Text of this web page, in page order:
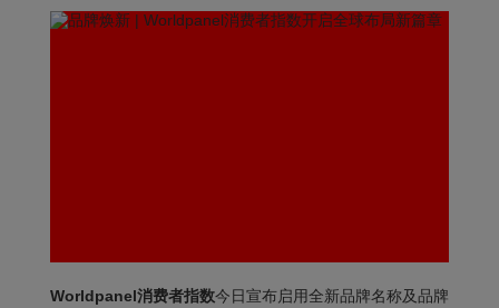
Worldpanel消费者指数今日宣布启用全新品牌名称及品牌